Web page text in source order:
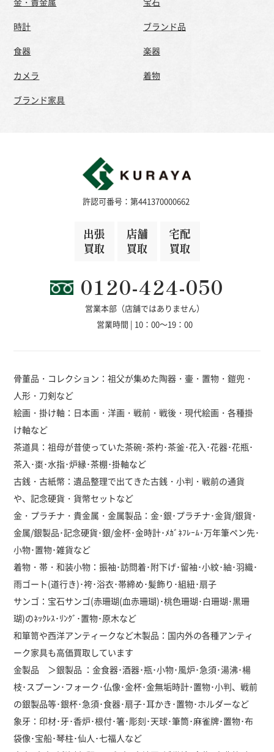
時計
ブランド品
食器
楽器
カメラ
着物
ブランド家具
許認可番号：第441370000662
出張
買取
店舗
買取
宅配
買取
0120-424-050
営業本部（店舗ではありません）
営業時間 | 10：00～19：00
骨董品・コレクション：祖父が集めた陶器・壷・置物・鎧兜・
人形・刀剣など
絵画・掛け軸：日本画・洋画・戦前・戦後・現代絵画・各種掛
け軸など
茶道具：祖母が昔使っていた茶碗･茶杓･茶釜･花入･花器･花瓶･
茶入･棗･水指･炉縁･茶棚･掛軸など
古銭・古紙幣：遺品整理で出てきた古銭・小判・戦前の通貨
や、記念硬貨・貨幣セットなど
金・プラチナ・貴金属・金属製品：金･銀･プラチナ･金貨/銀貨･
金属/銀製品･記念硬貨･銀/金杯･金時計･ﾒｶﾞﾈﾌﾚｰﾑ･万年筆ペン先･
小物･置物･雑貨など
着物・帯・和装小物：振袖･訪問着･附下げ･留袖･小紋･紬･羽織･
雨ゴート(道行き)･袴･浴衣･帯締め･髪飾り･組紐･扇子
サンゴ：宝石サンゴ(赤珊瑚(血赤珊瑚)･桃色珊瑚･白珊瑚･黒珊
瑚)のﾈｯｸﾚｽ･ﾘﾝｸﾞ･置物･原木など
和箪笥や西洋アンティークなど木製品：国内外の各種アンティ
ーク家具も高価買取しています
金製品 ＞銀製品 ：金食器･酒器･瓶･小物･風炉･急須･湯沸･楊
枝･スプーン･フォーク･仏像･金杯･金無垢時計･置物･小判、戦前
の銀製品等･銀杯･急須･食器･扇子･耳かき･置物･ホルダーなど
象牙：印材･牙･香炉･根付･箸･彫刻･天球･筆筒･麻雀牌･置物･布
袋像･宝船･琴柱･仙人･七福人など